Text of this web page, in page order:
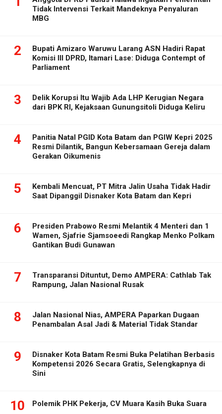
Tidak Intervensi Terkait Mandeknya Penyaluran
MBG
2
Bupati Amizaro Waruwu Larang ASN Hadiri Rapat
Komisi III DPRD, Itamari Lase: Diduga Contempt of
Parliament
3
Delik Korupsi Itu Wajib Ada LHP Kerugian Negara
dari BPK RI, Kejaksaan Gunungsitoli Diduga Keliru
4
Panitia Natal PGID Kota Batam dan PGIW Kepri 2025
Resmi Dilantik, Bangun Kebersamaan Gereja dalam
Gerakan Oikumenis
5
Kembali Mencuat, PT Mitra Jalin Usaha Tidak Hadir
Saat Dipanggil Disnaker Kota Batam dan Kepri
6
Presiden Prabowo Resmi Melantik 4 Menteri dan 1
Wamen, Sjafrie Sjamsoeedi Rangkap Menko Polkam
Gantikan Budi Gunawan
7
Transparansi Dituntut, Demo AMPERA: Cathlab Tak
Rampung, Jalan Nasional Rusak
8
Jalan Nasional Nias, AMPERA Paparkan Dugaan
Penambalan Asal Jadi & Material Tidak Standar
9
Disnaker Kota Batam Resmi Buka Pelatihan Berbasis
Kompetensi 2026 Secara Gratis, Selengkapnya di
Sini
10 Polemik PHK Pekerja, CV Muara Kasih Buka Suara